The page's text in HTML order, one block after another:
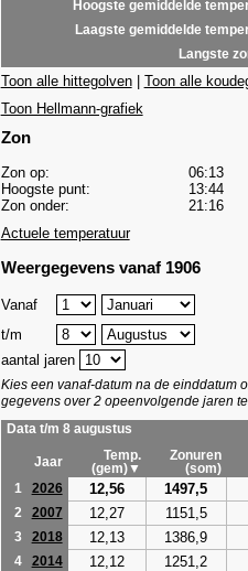
Hoogste gemiddelde
Laagste gemiddelde
Langste
Toon alle hittegolven| Toon alle
Toon Hellmann-grafiek
Zon
Zon op:
06:13
Hoogste punt:
13:44
Zon onder:
21:16
Actuele temperatuur
Weergegevens vanaf 1906
Vanaf
t/m
aantal jaren
Kies een vanaf-datum na de einddatum
gegevens over 2 opeenvolgende jaren te
Data t/m 8 augustus
Jaar
Temp.
(gem)▼
Zonuren
(som)
1
2026 12,56 1497,5
2 2007 12,27 1151,5
3 2018 12,13 1386,9
4 2014 12,12 1251,2